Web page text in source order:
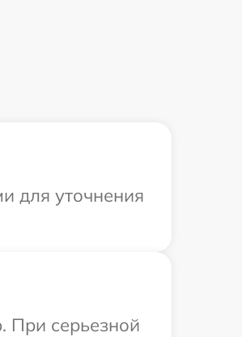
для уточнения
При серьезной